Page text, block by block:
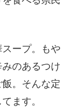
ープ。もや
のあるつけ
。そんな定
ます。